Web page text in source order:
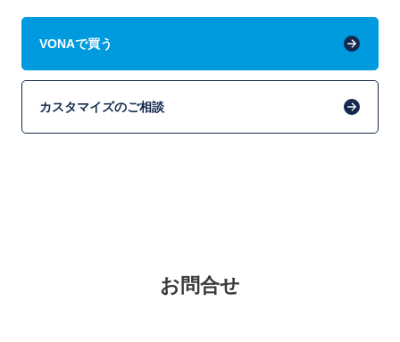
VONAで買う
カスタマイズのご相談
お問合せ